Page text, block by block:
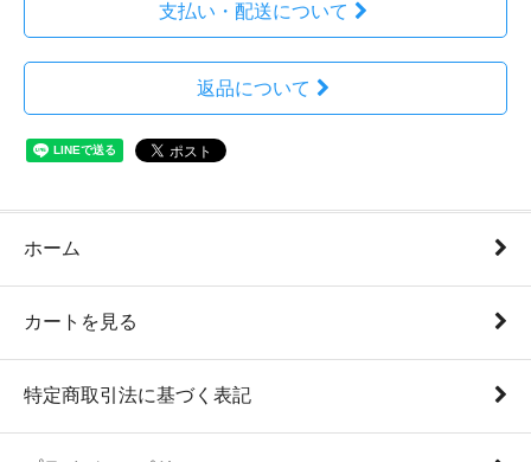
支払い・配送について
返品について
ホーム
カートを見る
特定商取引法に基づく表記